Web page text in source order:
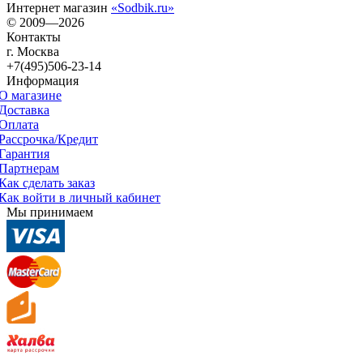
Интернет магазин «Sodbik.ru»
© 2009—2026
Контакты
г. Москва
+7(495)506-23-14
Информация
магазине
Кредит
сделать заказ
войти в личный кабинет
Мы принимаем